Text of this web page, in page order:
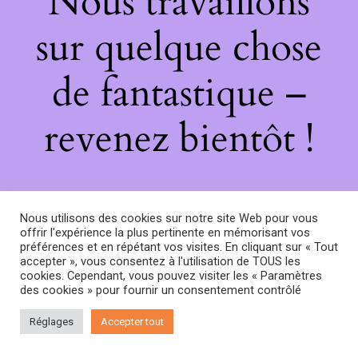
sur quelque chose
de fantastique –
revenez bientôt !
Nous utilisons des cookies sur notre site Web pour vous
offrir l'expérience la plus pertinente en mémorisant vos
préférences et en répétant vos visites. En cliquant sur « Tout
accepter », vous consentez à l'utilisation de TOUS les
cookies. Cependant, vous pouvez visiter les « Paramètres
des cookies » pour fournir un consentement contrôlé
Réglages Accepter tout